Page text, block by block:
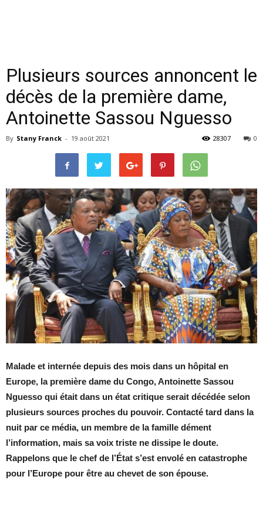
Plusieurs sources annoncent le
décès de la première dame,
Antoinette Sassou Nguesso
By Stany Franck - 19 août 2021 0
28307
Malade et internée depuis des mois dans un hôpital en
Europe, la première dame du Congo, Antoinette Sassou
Nguesso qui était dans un état critique serait décédée selon
plusieurs sources proches du pouvoir. Contacté tard dans la
nuit par ce média, un membre de la famille dément
l’information, mais sa voix triste ne dissipe le doute.
Rappelons que le chef de l’État s’est envolé en catastrophe
pour l’Europe pour être au chevet de son épouse.